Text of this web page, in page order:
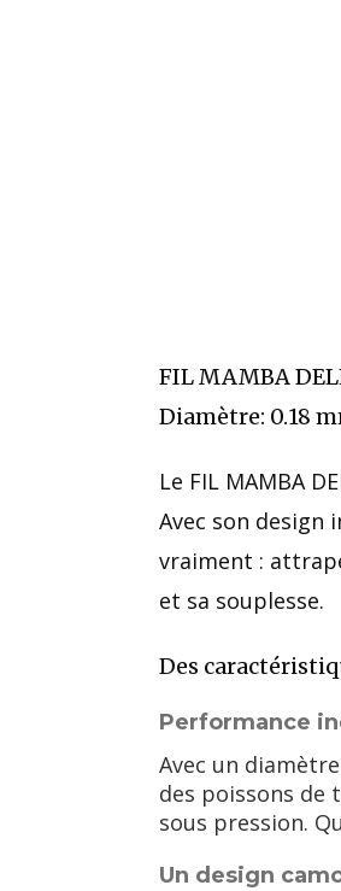
FIL MAMBA
Diamètre: 0.18
Le FIL MAMBA
Avec son design
vraiment :
et sa souplesse.
Des
Performance
Avec un
des poissons de
sous pression.
Un design